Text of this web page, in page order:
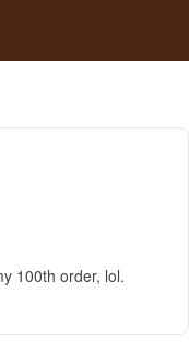
100th order, lol.